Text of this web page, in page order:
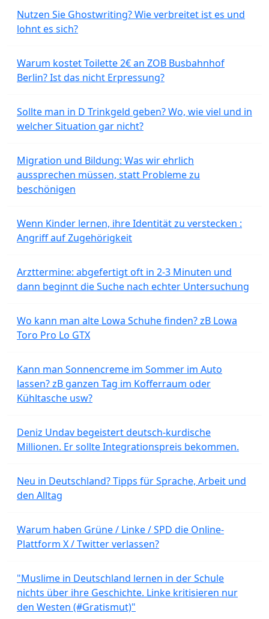
Nutzen Sie Ghostwriting? Wie verbreitet ist es und
lohnt es sich?
Warum kostet Toilette 2€ an ZOB Busbahnhof
Berlin? Ist das nicht Erpressung?
Sollte man in D Trinkgeld geben? Wo, wie viel und in
welcher Situation gar nicht?
Migration und Bildung: Was wir ehrlich
aussprechen müssen, statt Probleme zu
beschönigen
Wenn Kinder lernen, ihre Identität zu verstecken :
Angriff auf Zugehörigkeit
Arzttermine: abgefertigt oft in 2-3 Minuten und
dann beginnt die Suche nach echter Untersuchung
Wo kann man alte Lowa Schuhe finden? zB Lowa
Toro Pro Lo GTX
Kann man Sonnencreme im Sommer im Auto
lassen? zB ganzen Tag im Kofferraum oder
Kühltasche usw?
Deniz Undav begeistert deutsch-kurdische
Millionen. Er sollte Integrationspreis bekommen.
Neu in Deutschland? Tipps für Sprache, Arbeit und
den Alltag
Warum haben Grüne / Linke / SPD die Online-
Plattform X / Twitter verlassen?
"Muslime in Deutschland lernen in der Schule
nichts über ihre Geschichte. Linke kritisieren nur
den Westen (#Gratismut)"